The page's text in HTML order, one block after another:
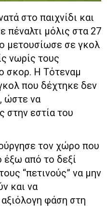
στο παιχνίδι και
πέναλτι μόλις στα 27
μετουσίωσε σε γκολ
νωρίς τους
σκορ. Η Τότεναμ
που δέχτηκε δεν
ώστε να
στην εστία του
τον χώρο που
έξω από το δεξί
“πετινούς” να μην
και να
φάση στη